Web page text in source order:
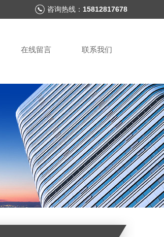
咨询热线： 15812817678
在线留言 联系我们